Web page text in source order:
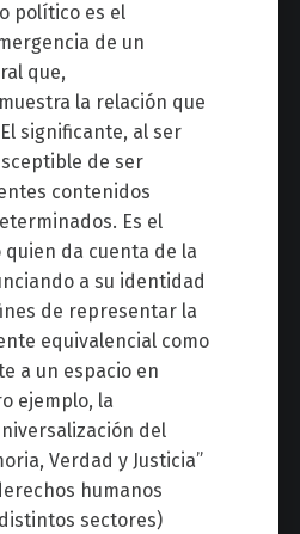
político es el
de un
que,
la relación que
significante, al ser
de ser
contenidos
Es el
da cuenta de la
a su identidad
de representar la
equivalencial como
a un espacio en
ejemplo, la
del
Verdad y Justicia”
humanos
sectores)